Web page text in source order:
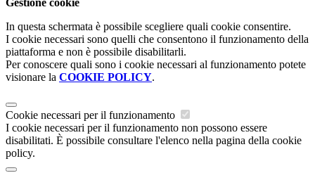
Gestione cookie
In questa schermata è possibile scegliere quali cookie consentire.
I cookie necessari sono quelli che consentono il funzionamento della
piattaforma e non è possibile disabilitarli.
Per conoscere quali sono i cookie necessari al funzionamento potete
visionare la COOKIE POLICY.
Cookie necessari per il funzionamento
I cookie necessari per il funzionamento non possono essere
disabilitati. È possibile consultare l'elenco nella pagina della cookie
policy.